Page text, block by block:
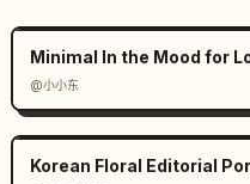
Minimal In the Mood for
@小小东
Korean Floral Editorial